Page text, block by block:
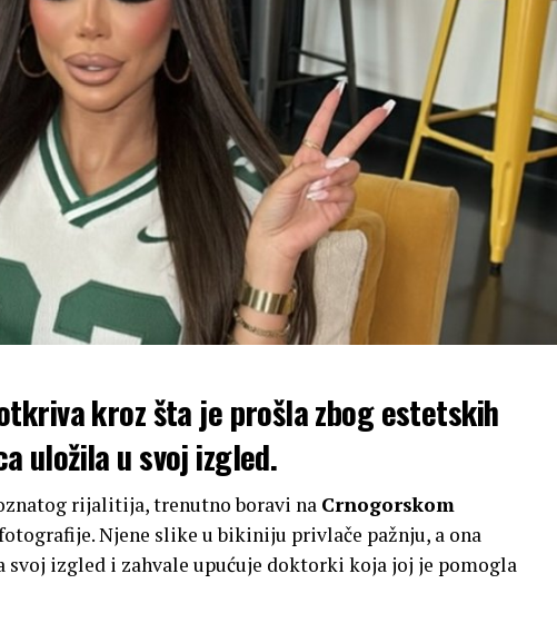
kroz šta je prošla zbog estetskih
uložila u svoj izgled.
rijalitija, trenutno boravi na Crnogorskom
Njene slike u bikiniju privlače pažnju, a ona
svoj izgled i zahvale upućuje doktorki koja joj je pomogla